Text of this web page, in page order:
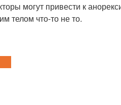
могут привести к
телом что-то не то.